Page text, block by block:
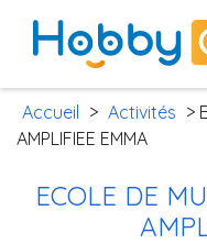
Accueil > Activités >
AMPLIFIEE EMMA
ECOLE DE